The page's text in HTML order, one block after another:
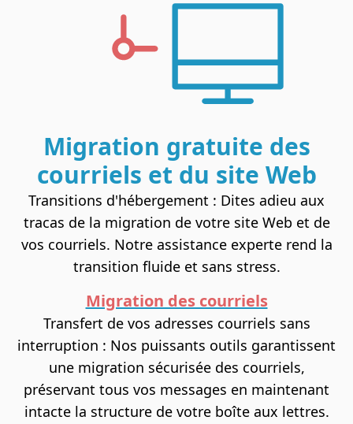
Migration gratuite des
courriels et du site Web
Transitions d'hébergement : Dites adieu aux
tracas de la migration de votre site Web et de
vos courriels. Notre assistance experte rend la
transition fluide et sans stress.
Migration des courriels
Transfert de vos adresses courriels sans
interruption : Nos puissants outils garantissent
une migration sécurisée des courriels,
préservant tous vos messages en maintenant
intacte la structure de votre boîte aux lettres.